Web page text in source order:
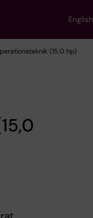
English
(15,0 hp)